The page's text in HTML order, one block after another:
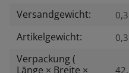
Versandgewicht:
Artikelgewicht:
Verpackung (
Länge × Breite ×